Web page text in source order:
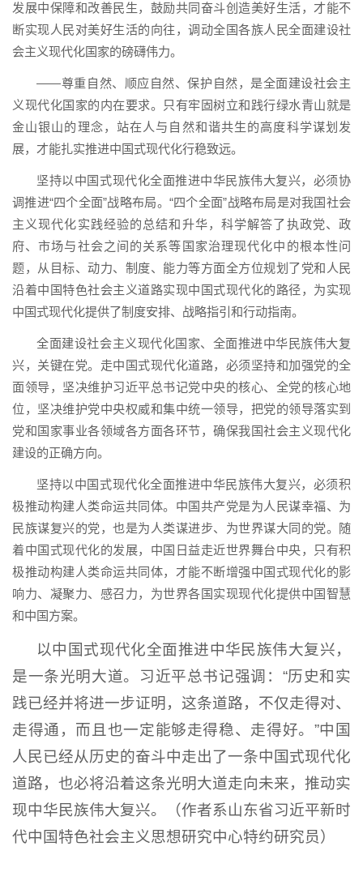
发展中保障和改善民生，鼓励共同奋斗创造美好生活，才能不
断实现人民对美好生活的向往，调动全国各族人民全面建设社
会主义现代化国家的磅礴伟力。
——尊重自然、顺应自然、保护自然，是全面建设社会主
义现代化国家的内在要求。只有牢固树立和践行绿水青山就是
金山银山的理念，站在人与自然和谐共生的高度科学谋划发
展，才能扎实推进中国式现代化行稳致远。
坚持以中国式现代化全面推进中华民族伟大复兴，必须协
调推进“四个全面”战略布局。“四个全面”战略布局是对我国社会
主义现代化实践经验的总结和升华，科学解答了执政党、政
府、市场与社会之间的关系等国家治理现代化中的根本性问
题，从目标、动力、制度、能力等方面全方位规划了党和人民
沿着中国特色社会主义道路实现中国式现代化的路径，为实现
中国式现代化提供了制度安排、战略指引和行动指南。
全面建设社会主义现代化国家、全面推进中华民族伟大复
兴，关键在党。走中国式现代化道路，必须坚持和加强党的全
面领导，坚决维护习近平总书记党中央的核心、全党的核心地
位，坚决维护党中央权威和集中统一领导，把党的领导落实到
党和国家事业各领域各方面各环节，确保我国社会主义现代化
建设的正确方向。
坚持以中国式现代化全面推进中华民族伟大复兴，必须积
极推动构建人类命运共同体。中国共产党是为人民谋幸福、为
民族谋复兴的党，也是为人类谋进步、为世界谋大同的党。随
着中国式现代化的发展，中国日益走近世界舞台中央，只有积
极推动构建人类命运共同体，才能不断增强中国式现代化的影
响力、凝聚力、感召力，为世界各国实现现代化提供中国智慧
和中国方案。
以中国式现代化全面推进中华民族伟大复兴，
是一条光明大道。习近平总书记强调：“历史和实
践已经并将进一步证明，这条道路，不仅走得对、
走得通，而且也一定能够走得稳、走得好。”中国
人民已经从历史的奋斗中走出了一条中国式现代化
道路，也必将沿着这条光明大道走向未来，推动实
现中华民族伟大复兴。（作者系山东省习近平新时
代中国特色社会主义思想研究中心特约研究员）